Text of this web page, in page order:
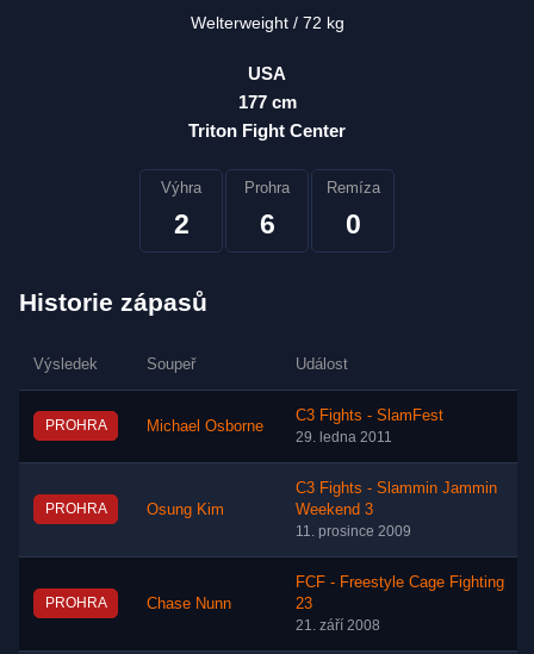
Welterweight 72 kg
USA
177 cm
Triton Fight Center
Výhra
2
Prohra
6
Remíza
0
Historie zápasů
Výsledek Soupeř Událost
PROHRA Michael Osborne
C3 Fights - SlamFest
29. ledna 2011
PROHRA Osung Kim
C3 Fights - Slammin Jammin
Weekend 3
11. prosince 2009
PROHRA Chase Nunn
FCF - Freestyle Cage Fighting
23
21. září 2008